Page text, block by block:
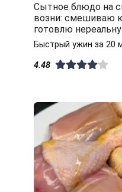
Сытное блюдо на
возни: смешиваю
готовлю
Быстрый ужин за 20
4.48